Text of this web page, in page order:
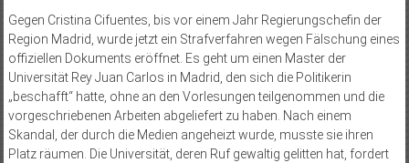
Gegen Cristina Cifuentes, bis vor einem Jahr Regierungschefin der
Region Madrid, wurde jetzt ein Strafverfahren wegen Fälschung eines
offiziellen Dokuments eröffnet. Es geht um einen Master der
Universität Rey Juan Carlos in Madrid, den sich die Politikerin
„beschafft“ hatte, ohne an den Vorlesungen teilgenommen und die
vorgeschriebenen Arbeiten abgeliefert zu haben. Nach einem
Skandal, der durch die Medien angeheizt wurde, musste sie ihren
Platz räumen. Die Universität, deren Ruf gewaltig gelitten hat, fordert